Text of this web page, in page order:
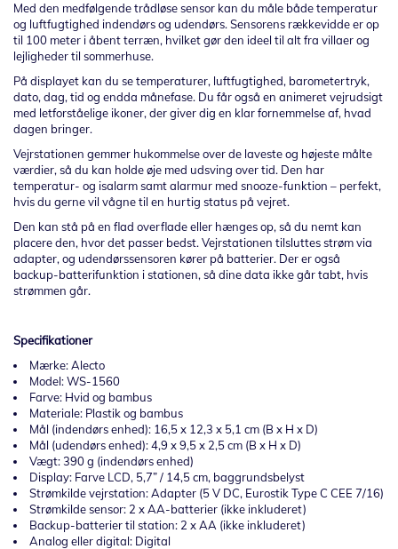
Med den medfølgende trådløse sensor kan du måle både temperatur
og luftfugtighed indendørs og udendørs. Sensorens rækkevidde er op
til 100 meter i åbent terræn, hvilket gør den ideel til alt fra villaer og
lejligheder til sommerhuse.
På displayet kan du se temperaturer, luftfugtighed, barometertryk,
dato, dag, tid og endda månefase. Du får også en animeret vejrudsigt
med letforståelige ikoner, der giver dig en klar fornemmelse af, hvad
dagen bringer.
Vejrstationen gemmer hukommelse over de laveste og højeste målte
værdier, så du kan holde øje med udsving over tid. Den har
temperatur- og isalarm samt alarmur med snooze-funktion – perfekt,
hvis du gerne vil vågne til en hurtig status på vejret.
Den kan stå på en flad overflade eller hænges op, så du nemt kan
placere den, hvor det passer bedst. Vejrstationen tilsluttes strøm via
adapter, og udendørssensoren kører på batterier. Der er også
backup-batterifunktion i stationen, så dine data ikke går tabt, hvis
strømmen går.
Specifikationer
Mærke: Alecto
Model: WS-1560
Farve: Hvid og bambus
Materiale: Plastik og bambus
Mål (indendørs enhed): 16,5 x 12,3 x 5,1 cm (B x H x D)
Mål (udendørs enhed): 4,9 x 9,5 x 2,5 cm (B x H x D)
Vægt: 390 g (indendørs enhed)
Display: Farve LCD, 5,7” / 14,5 cm, baggrundsbelyst
Strømkilde vejrstation: Adapter (5 V DC, Eurostik Type C CEE 7/16)
Strømkilde sensor: 2 x AA-batterier (ikke inkluderet)
Backup-batterier til station: 2 x AA (ikke inkluderet)
Analog eller digital: Digital